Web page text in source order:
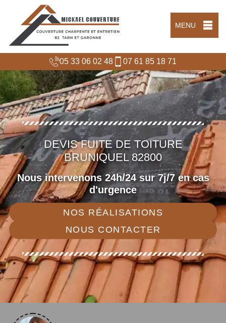
MENU
05 33 06 02 48 07 61 85 18 71
DEVIS FUITE DE TOITURE
BRUNIQUEL 82800
Nous intervenons 24h/24 sur 7j/7 en cas
d'urgence
NOS RÉALISATIONS
NOUS CONTACTER